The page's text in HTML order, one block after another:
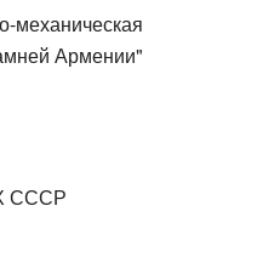
механическая
Армении"
СССР